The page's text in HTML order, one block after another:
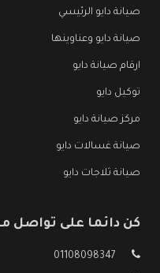
صيانة دايو الرئيسي
صيانة دايو وعناوينها
ارقام صيانة دايو
توكيل دايو
مركز صيانة دايو
صيانة غسالات دايو
صيانة ثلاجات دايو
كن دائما على تواصل
01108098347